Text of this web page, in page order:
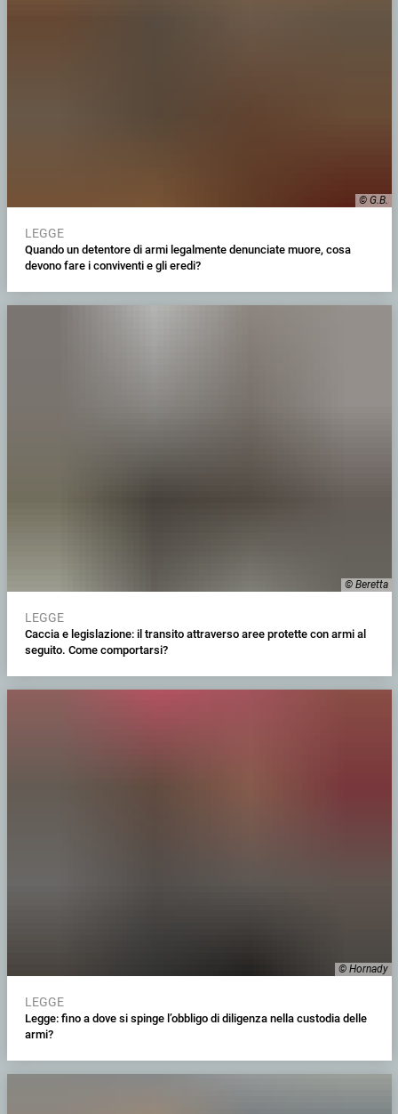
© G.B.
LEGGE
Quando un detentore di armi legalmente denunciate muore, cosa
devono fare i conviventi e gli eredi?
© Beretta
LEGGE
Caccia e legislazione: il transito attraverso aree protette con armi al
seguito. Come comportarsi?
© Hornady
LEGGE
Legge: fino a dove si spinge l’obbligo di diligenza nella custodia delle
armi?